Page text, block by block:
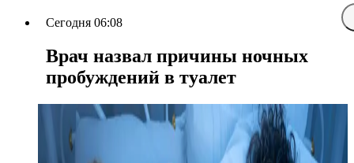
Сегодня 06:08
Врач назвал причины ночных
пробуждений в туалет